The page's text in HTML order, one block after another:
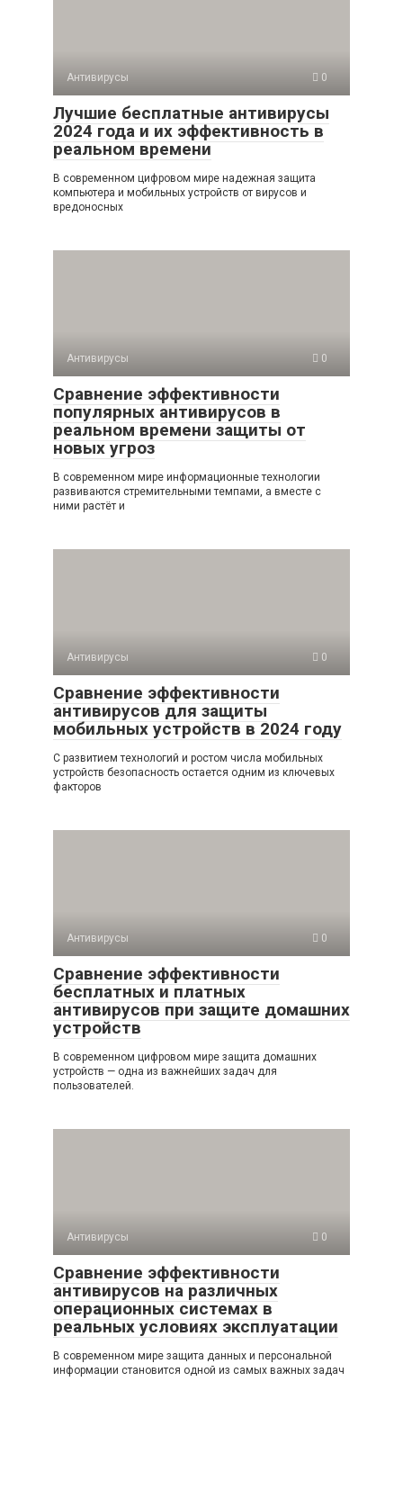
Антивирусы 0
Лучшие бесплатные антивирусы
2024 года и их эффективность в
реальном времени
В современном цифровом мире надежная защита
компьютера и мобильных устройств от вирусов и
вредоносных
Антивирусы 0
Сравнение эффективности
популярных антивирусов в
реальном времени защиты от
новых угроз
В современном мире информационные технологии
развиваются стремительными темпами, а вместе с
ними растёт и
Антивирусы 0
Сравнение эффективности
антивирусов для защиты
мобильных устройств в 2024 году
С развитием технологий и ростом числа мобильных
устройств безопасность остается одним из ключевых
факторов
Антивирусы 0
Сравнение эффективности
бесплатных и платных
антивирусов при защите домашних
устройств
В современном цифровом мире защита домашних
устройств — одна из важнейших задач для
пользователей.
Антивирусы 0
Сравнение эффективности
антивирусов на различных
операционных системах в
реальных условиях эксплуатации
В современном мире защита данных и персональной
информации становится одной из самых важных задач